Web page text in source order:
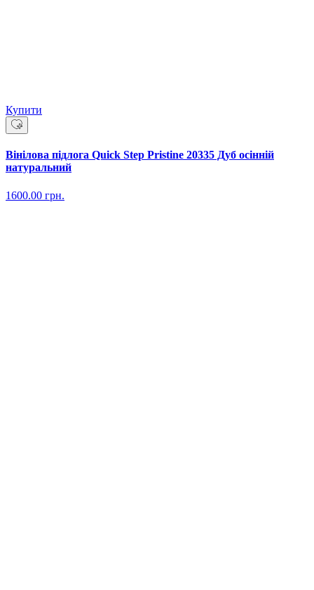
Купити
Вінілова підлога Quick Step Pristine 20335 Дуб осінній
натуральний
1600.00 грн.